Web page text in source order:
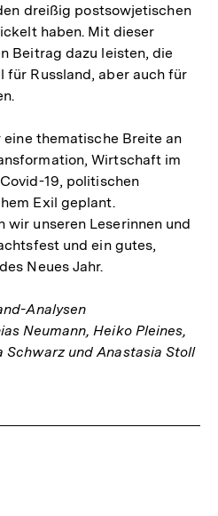
dreißig postsowjetischen
haben. Mit dieser
Beitrag dazu leisten, die
für Russland, aber auch für
thematische Breite an
Wirtschaft im
19, politischen
Exil geplant.
wir unseren Leserinnen und
und ein gutes,
Neues Jahr.
Analysen
Neumann, Heiko Pleines,
Schwarz und Anastasia Stoll